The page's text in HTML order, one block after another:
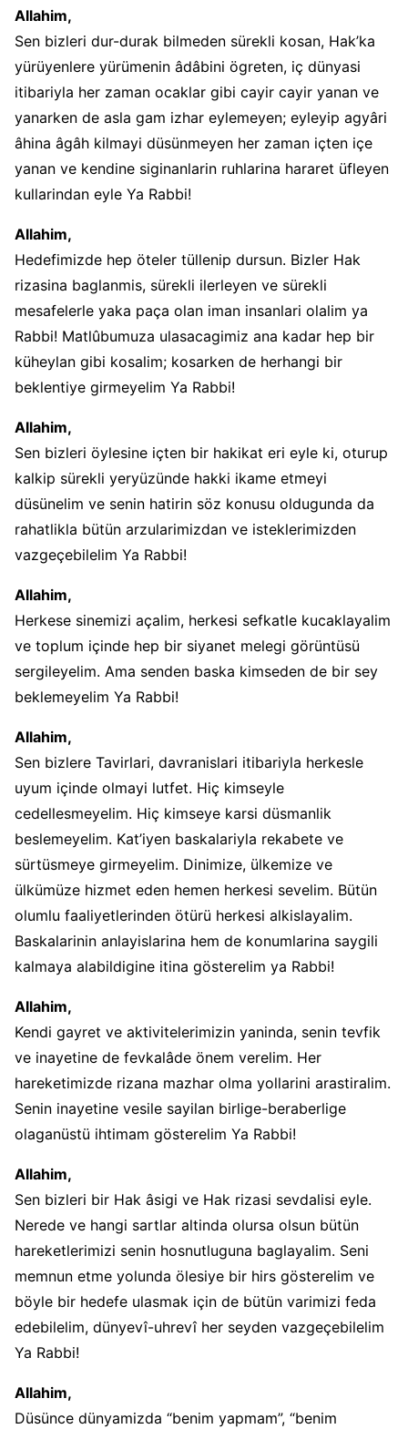
Allahim,
Sen bizleri dur-durak bilmeden sürekli kosan, Hak’ka
yürüyenlere yürümenin âdâbini ögreten, iç dünyasi
itibariyla her zaman ocaklar gibi cayir cayir yanan ve
yanarken de asla gam izhar eylemeyen; eyleyip agyâri
âhina âgâh kilmayi düsünmeyen her zaman içten içe
yanan ve kendine siginanlarin ruhlarina hararet üfleyen
kullarindan eyle Ya Rabbi!
Allahim,
Hedefimizde hep öteler tüllenip dursun. Bizler Hak
rizasina baglanmis, sürekli ilerleyen ve sürekli
mesafelerle yaka paça olan iman insanlari olalim ya
Rabbi! Matlûbumuza ulasacagimiz ana kadar hep bir
küheylan gibi kosalim; kosarken de herhangi bir
beklentiye girmeyelim Ya Rabbi!
Allahim,
Sen bizleri öylesine içten bir hakikat eri eyle ki, oturup
kalkip sürekli yeryüzünde hakki ikame etmeyi
düsünelim ve senin hatirin söz konusu oldugunda da
rahatlikla bütün arzularimizdan ve isteklerimizden
vazgeçebilelim Ya Rabbi!
Allahim,
Herkese sinemizi açalim, herkesi sefkatle kucaklayalim
ve toplum içinde hep bir siyanet melegi görüntüsü
sergileyelim. Ama senden baska kimseden de bir sey
beklemeyelim Ya Rabbi!
Allahim,
Sen bizlere Tavirlari, davranislari itibariyla herkesle
uyum içinde olmayi lutfet. Hiç kimseyle
cedellesmeyelim. Hiç kimseye karsi düsmanlik
beslemeyelim. Kat’iyen baskalariyla rekabete ve
sürtüsmeye girmeyelim. Dinimize, ülkemize ve
ülkümüze hizmet eden hemen herkesi sevelim. Bütün
olumlu faaliyetlerinden ötürü herkesi alkislayalim.
Baskalarinin anlayislarina hem de konumlarina saygili
kalmaya alabildigine itina gösterelim ya Rabbi!
Allahim,
Kendi gayret ve aktivitelerimizin yaninda, senin tevfik
ve inayetine de fevkalâde önem verelim. Her
hareketimizde rizana mazhar olma yollarini arastiralim.
Senin inayetine vesile sayilan birlige-beraberlige
olaganüstü ihtimam gösterelim Ya Rabbi!
Allahim,
Sen bizleri bir Hak âsigi ve Hak rizasi sevdalisi eyle.
Nerede ve hangi sartlar altinda olursa olsun bütün
hareketlerimizi senin hosnutluguna baglayalim. Seni
memnun etme yolunda ölesiye bir hirs gösterelim ve
böyle bir hedefe ulasmak için de bütün varimizi feda
edebilelim, dünyevî-uhrevî her seyden vazgeçebilelim
Ya Rabbi!
Allahim,
Düsünce dünyamizda “benim yapmam”, “benim